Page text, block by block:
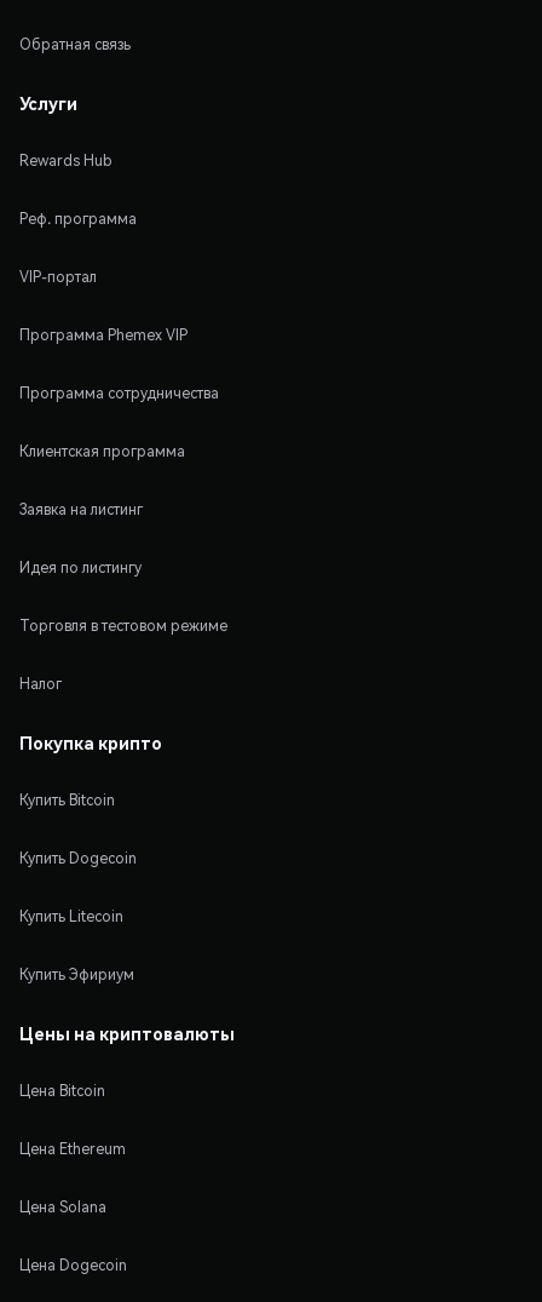
Обратная связь
Услуги
Rewards Hub
Реф. программа
VIP-портал
Программа Phemex VIP
Программа сотрудничества
Клиентская программа
Заявка на листинг
Идея по листингу
Торговля в тестовом режиме
Налог
Покупка крипто
Купить Bitcoin
Купить Dogecoin
Купить Litecoin
Купить Эфириум
Цены на криптовалюты
Цена Bitcoin
Цена Ethereum
Цена Solana
Цена Dogecoin